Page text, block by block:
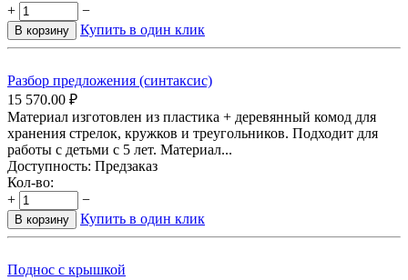
+
−
В корзину Купить в один клик
Разбор предложения (синтаксис)
15 570.00 ₽
Материал изготовлен из пластика + деревянный комод для
хранения стрелок, кружков и треугольников. Подходит для
работы с детьми с 5 лет. Материал...
Доступность: Предзаказ
Кол-во:
+
−
В корзину Купить в один клик
Поднос с крышкой